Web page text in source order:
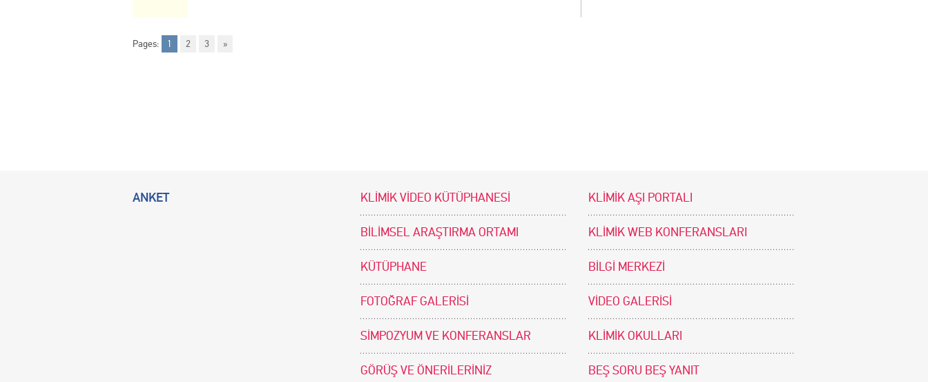
Pages: 1 2 3 »
ANKET KLİMİK VİDEO KÜTÜPHANESİ KLİMİK AŞI PORTALI
BİLİMSEL ARAŞTIRMA ORTAMI KLİMİK WEB KONFERANSLARI
KÜTÜPHANE BİLGİ MERKEZİ
FOTOĞRAF GALERİSİ VİDEO GALERİSİ
SİMPOZYUM VE KONFERANSLAR KLİMİK OKULLARI
GÖRÜŞ VE ÖNERİLERİNİZ BEŞ SORU BEŞ YANIT